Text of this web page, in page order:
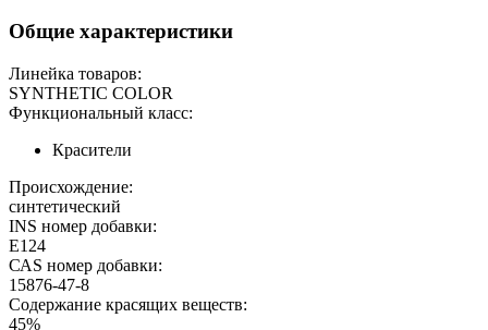
Общие характеристики
Линейка товаров:
SYNTHETIC COLOR
Функциональный класс:
Красители
Происхождение:
синтетический
INS номер добавки:
E124
САS номер добавки:
15876-47-8
Содержание красящих веществ:
45%